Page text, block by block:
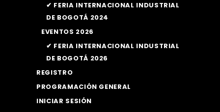
✔ FERIA INTERNACIONAL INDUSTRIAL
DE BOGOTÁ 2024
EVENTOS 2026
✔ FERIA INTERNACIONAL INDUSTRIAL
DE BOGOTÁ 2026
REGISTRO
PROGRAMACIÓN GENERAL
INICIAR SESIÓN